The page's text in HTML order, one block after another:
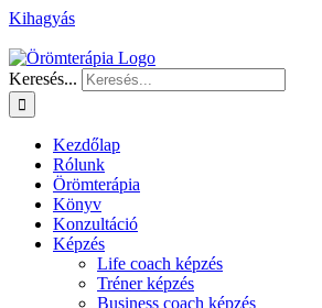
Kihagyás
Keresés...
Kezdőlap
Rólunk
Örömterápia
Könyv
Konzultáció
Képzés
Life coach képzés
Tréner képzés
Business coach képzés